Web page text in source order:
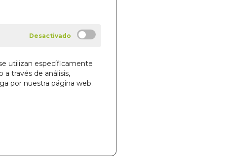
utilizan específicamente
a través de análisis,
por nuestra página web.
la cesta